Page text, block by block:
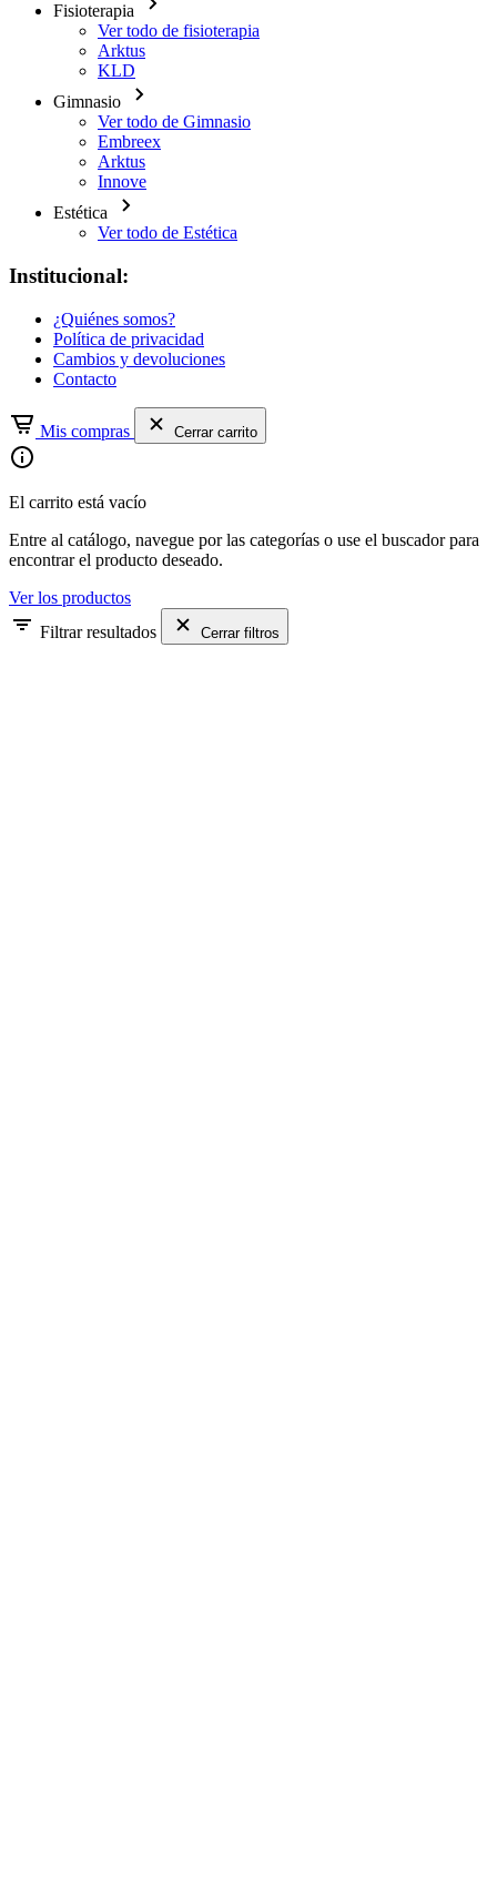
Fisioterapia
Ver todo de fisioterapia
Arktus
KLD
Gimnasio
Ver todo de Gimnasio
Embreex
Arktus
Innove
Estética
Ver todo de Estética
Institucional:
¿Quiénes somos?
Política de privacidad
Cambios y devoluciones
Contacto
Mis compras Cerrar carrito
El carrito está vacío
Entre al catálogo, navegue por las categorías o use el buscador para
encontrar el producto deseado.
Ver los productos
Filtrar resultados
Cerrar filtros